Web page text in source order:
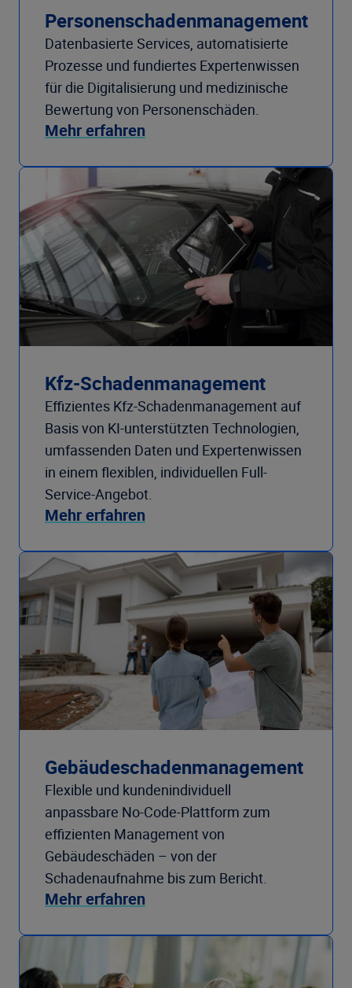
Personenschadenmanagement
​​​​​​​Datenbasierte Services, automatisierte
Prozesse und fundiertes Expertenwissen
für die Digitalisierung und medizinische
Bewertung von Personenschäden.
Mehr erfahren
Kfz-Schadenmanagement
Effizientes Kfz-Schadenmanagement auf
Basis von KI-unterstützten Technologien,
umfassenden Daten und Expertenwissen
in einem flexiblen, individuellen Full-
Service-Angebot.
Mehr erfahren
Gebäudeschadenmanagement
Flexible und kundenindividuell
anpassbare No-Code-Plattform zum
effizienten Management von
Gebäudeschäden – von der
Schadenaufnahme bis zum Bericht.
Mehr erfahren